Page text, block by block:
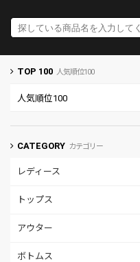
TOP 100 人気順位100
人気順位100
CATEGORY カテゴリー
レディース
トップス
アウター
ボトムス